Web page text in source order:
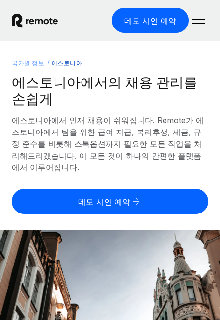
데모 시연 예약
글로벌 고용
글로벌 급여
규정을 준수하며 급여 지급을 손쉽게 처리
기록상 고용주(EOR)
법인 설립 비용 없이 전 세계로 사업을 확장
PEO
복잡한 고용 업무를 아웃소싱
인프라
Remote 통합
HR을 워크플로에 매끄럽게 통합
솔루션
글로벌 서비스 제공
국가별 정보
국가별 글로벌 채용 지원 알아보기
미국 주별 정보
Remote와 다른 솔루션 비교
다른 업체들과 비교해보기
성장 단계
스타트업
성장하는 기업을 위한 민첩한 글로벌 HR 및 급여 솔루션
중견기업
맞춤형 HR 솔루션으로 팀 확장
리소스
도구 및 계산기
오분류 리스크 평가 도구
국가별 총 인건비 계산
글로벌 계약직을 위한 통화 옵션과 지급 소요 시간 확인
REMOTE와 함께 배우기
리서치 및 가이드
사례 연구
요금
한국어
English
Nederlands
Français
Deutsch
Español
국가별 정보 에스토니아
에스토니아에서의 채용 관리를
손쉽게
에스토니아에서 인재 채용이 쉬워집니다. Remote가 에
스토니아에서 팀을 위한 급여 지급, 복리후생, 세금, 규
정 준수를 비롯해 스톡옵션까지 필요한 모든 작업을 처
리해드리겠습니다. 이 모든 것이 하나의 간편한 플랫폼
에서 이루어집니다.
데모 시연 예약